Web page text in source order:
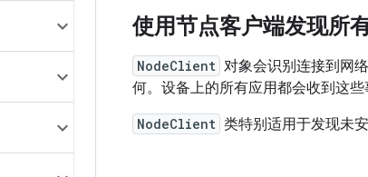
使用节点客户端发现所
NodeClient 对象会识别连接到网
何。设备上的所有应用都会收到这
NodeClient 类特别适用于发现未